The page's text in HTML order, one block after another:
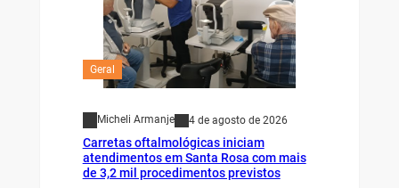
Geral
Micheli Armanje 4 de agosto de 2026
Carretas oftalmológicas iniciam
atendimentos em Santa Rosa com mais
de 3,2 mil procedimentos previstos